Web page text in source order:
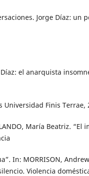
Jorge Díaz: un
Díaz: el anarquista
Universidad Finis Terrae,
María Beatriz. “El
In: MORRISON,
Violencia